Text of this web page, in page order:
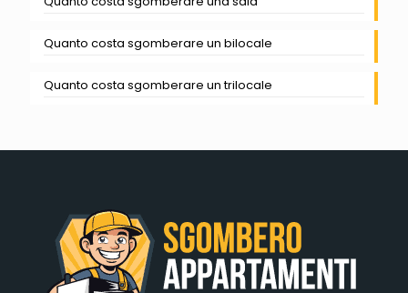
Quanto costa sgomberare un bilocale
Quanto costa sgomberare un trilocale